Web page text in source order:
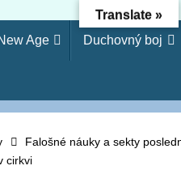
svojvoľnosť je (ako) hriech
Age Duchovný boj
Falošné náuky a sekty
cirkvi
Translate »